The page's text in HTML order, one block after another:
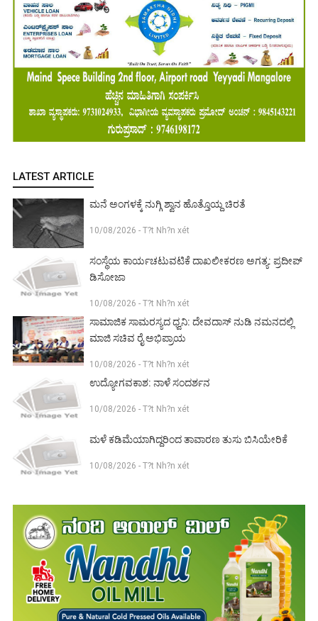
LATEST ARTICLE
ಮನೆ ಅಂಗಳಕ್ಕೆ ನುಗ್ಗಿ ಶ್ವಾನ ಹೊತ್ತೊಯ್ದ ಚಿರತೆ
10/08/2026 - T?t Nh?n xét
ಸಂಸ್ಥೆಯ ಕಾರ್ಯಚಟುವಟಿಕೆ ದಾಖಲೀಕರಣ ಅಗತ್ಯ: ಪ್ರದೀಪ್
ಡಿಸೋಜಾ
10/08/2026 - T?t Nh?n xét
ಸಾಮಾಜಿಕ ಸಾಮರಸ್ಯದ ಧ್ವನಿ: ದೇವದಾಸ್ ನುಡಿ ನಮನದಲ್ಲಿ
ಮಾಜಿ ಸಚಿವ ರೈ ಅಭಿಪ್ರಾಯ
10/08/2026 - T?t Nh?n xét
ಉದ್ಯೋಗವಕಾಶ: ನಾಳೆ ಸಂದರ್ಶನ
10/08/2026 - T?t Nh?n xét
ಮಳೆ ಕಡಿಮೆಯಾಗಿದ್ದರಿಂದ ತಾವಾರಣ ತುಸು ಬಿಸಿಯೇರಿಕೆ
10/08/2026 - T?t Nh?n xét